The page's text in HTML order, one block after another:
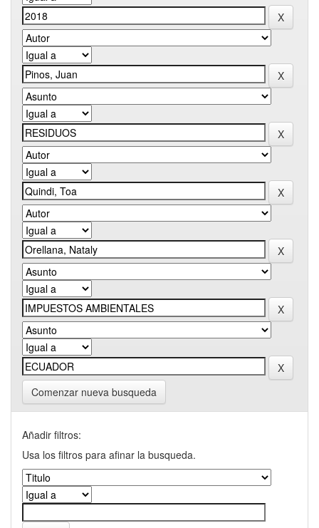
Comenzar nueva busqueda
Añadir filtros:
Usa los filtros para afinar la busqueda.